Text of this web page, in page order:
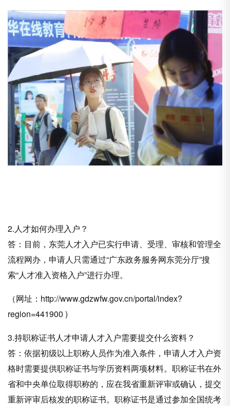
2.人才如何办理入户？
答：目前，东莞人才入户已实行申请、受理、审核和管理全
流程网办，申请人只需通过“广东政务服务网东莞分厅”搜
索“人才准入资格入户”进行办理。
（网址：http://www.gdzwfw.gov.cn/portal/index?
region=441900 )
3.持职称证书人才申请人才入户需要提交什么资料？
答：依据初级以上职称人员作为准入条件，申请人才入户资
格时需要提供职称证书与学历资料两项材料。职称证书在外
省和中央单位取得职称的，应在我省重新评审或确认，提交
重新评审后核发的职称证书。职称证书是通过参加全国统考